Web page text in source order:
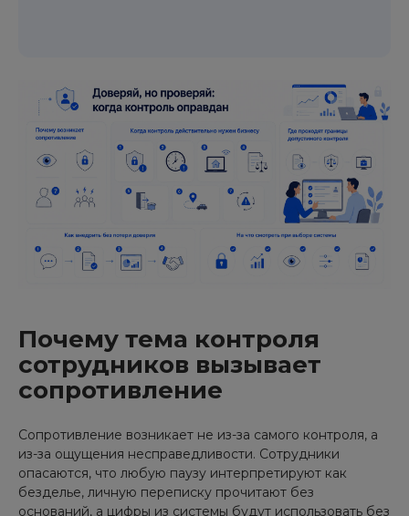
Почему тема контроля
сотрудников вызывает
сопротивление
Сопротивление возникает не из-за самого контроля, а
из-за ощущения несправедливости. Сотрудники
опасаются, что любую паузу интерпретируют как
безделье, личную переписку прочитают без
оснований, а цифры из системы будут использовать без